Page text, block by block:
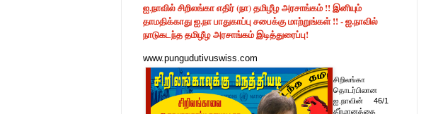
ஐ.நாவில் சிறிலங்கா எதிர் (நா) தமிழீழ அரசாங்கம் !! இனியும்
தாமதிக்காது ஐ.நா பாதுகாப்பு சபைக்கு மாற்றுங்கள் !! - ஐ.நாவில்
நாடுகடந்த தமிழீழ அரசாங்கம் இடித்துரைப்பு!
www.pungudutivuswiss.com
சிறிலங்கா
தொடர்பிலான
ஐ.நாவின் 46/1
தீர்மானத்தை